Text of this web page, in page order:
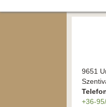
9651
+36-